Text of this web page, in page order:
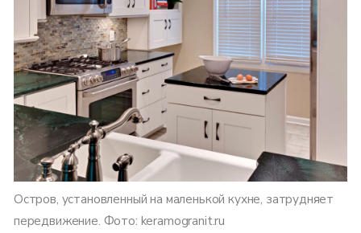
Остров, установленный на маленькой кухне, затрудняет
передвижение. Фото: keramogranit.ru